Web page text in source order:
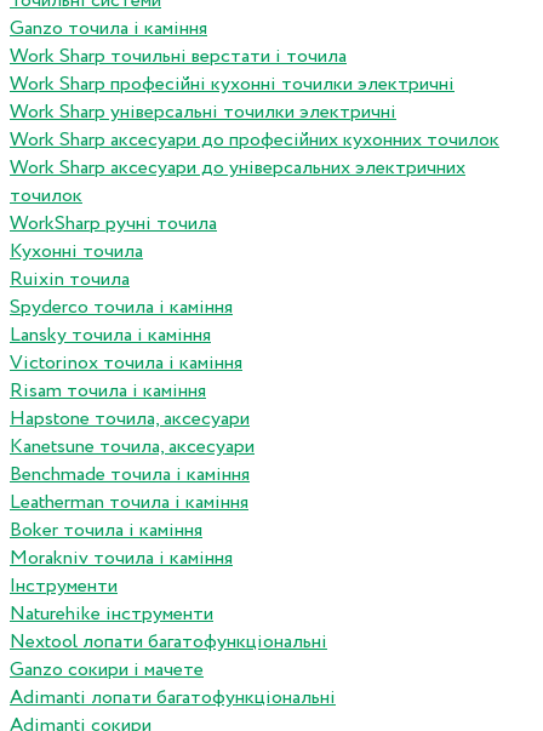
Ganzo точила і каміння
Work Sharp точильні верстати і точила
Work Sharp професiйнi кухоннi точилки электричнi
Work Sharp унiверсальнi точилки электричнi
Work Sharp аксесуари до професiйних кухонних точилок
Work Sharp аксесуари до унiверсальних электричних
точилок
WorkSharp ручні точила
Кухонні точила
Ruixin точила
Spyderco точила і каміння
Lansky точила і каміння
Victorinox точила і каміння
Risam точила і каміння
Hapstone точила, аксесуари
Kanetsune точила, аксесуари
Benchmade точила і каміння
Leatherman точила і каміння
Boker точила і каміння
Morakniv точила і каміння
Інструменти
Naturehike інструменти
Nextool лопати багатофункціональні
Ganzo сокири і мачете
Adimanti лопати багатофункціональні